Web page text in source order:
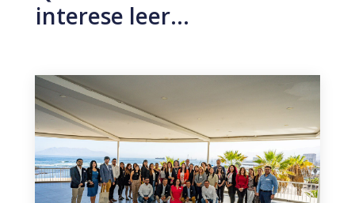
interese leer…